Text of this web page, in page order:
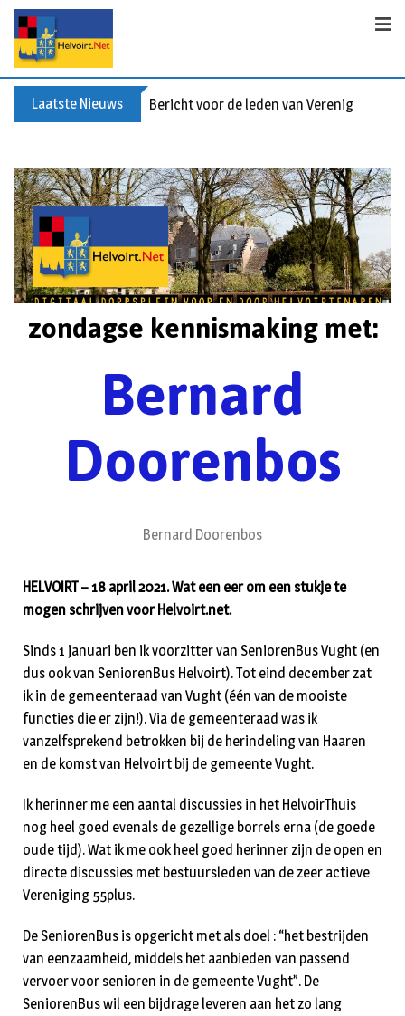
Laatste Nieuws Bericht voor de leden van Vereniging 55+
zondagse kennismaking met:
Bernard
Doorenbos
Bernard Doorenbos
HELVOIRT – 18 april 2021. Wat een eer om een stukje te
mogen schrijven voor Helvoirt.net.
Sinds 1 januari ben ik voorzitter van SeniorenBus Vught (en
dus ook van SeniorenBus Helvoirt). Tot eind december zat
ik in de gemeenteraad van Vught (één van de mooiste
functies die er zijn!). Via de gemeenteraad was ik
vanzelfsprekend betrokken bij de herindeling van Haaren
en de komst van Helvoirt bij de gemeente Vught.
Ik herinner me een aantal discussies in het HelvoirThuis
nog heel goed evenals de gezellige borrels erna (de goede
oude tijd). Wat ik me ook heel goed herinner zijn de open en
directe discussies met bestuursleden van de zeer actieve
Vereniging 55plus.
De SeniorenBus is opgericht met als doel : “het bestrijden
van eenzaamheid, middels het aanbieden van passend
vervoer voor senioren in de gemeente Vught”. De
SeniorenBus wil een bijdrage leveren aan het zo lang